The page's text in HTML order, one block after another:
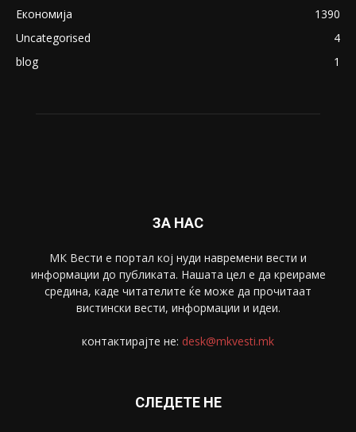
Економија
1390
Uncategorised
4
blog
1
ЗА НАС
МК Вести е портал коj нуди навремени вести и
информации до публиката. Нашата цел е да креираме
средина, каде читателите ќе може да прочитаат
вистински вести, информации и идеи.
контактирајте не: desk@mkvesti.mk
СЛЕДЕТЕ НЕ